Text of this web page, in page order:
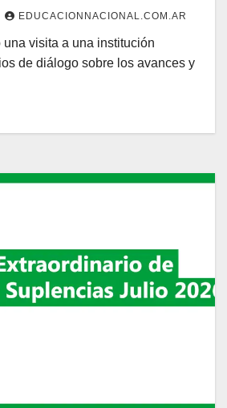
EDUCACIONNACIONAL.COM.AR
una visita a una institución
de diálogo sobre los avances y